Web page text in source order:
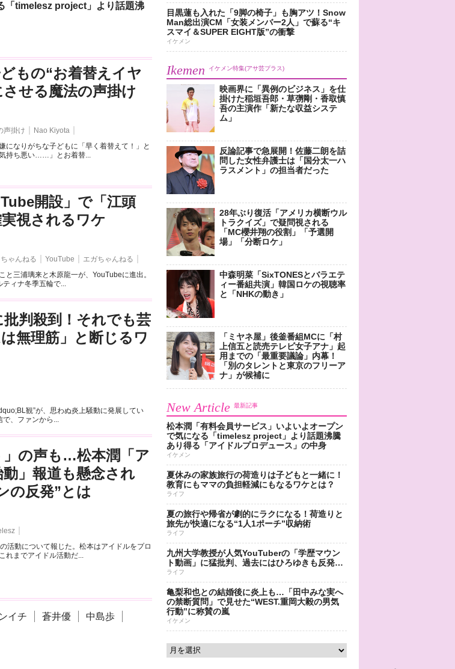
「timelesz project」より話題沸
もの“お着替えイヤ
せる魔法の声掛け
声掛け
Nao Kiyota
になりがちな子どもに「早く着替えて！」と
持ち悪い……」とお着替...
開設」で「江頭
視されるワケ
ゃんねる YouTube
エガちゃんねる
三浦璃来と木原龍一が、YouTubeに進出。
ティナ冬季五輪で...
判殺到！それでも芸
無理筋」と断じるワ
観”が、思わぬ炎上騒動に発展してい
で、ファンから...
」の声も…松本潤「ア
」報道も懸念され
の反発”とは
活動について報じた。松本はアイドルをプロ
れまでアイドル活動だ...
イチ 蒼井優
中島歩
目黒蓮も入れた「9脚の椅子」も胸アツ！Snow
Man総出演CM「女装メンバー2人」で蘇る“キ
スマイ＆SUPER EIGHT版”の衝撃
イケメン
Ikemen イケメン特集(アサ芸プラス)
映画界に「異例のビジネス」を仕
掛けた稲垣吾郎・草彅剛・香取慎
吾の主演作「新たな収益システ
ム」
反論記事で急展開！佐藤二朗を詰
問した女性弁護士は「国分太一ハ
ラスメント」の担当者だった
28年ぶり復活「アメリカ横断ウル
トラクイズ」で疑問視される
「MC櫻井翔の役割」「予選開
場」「分断ロケ」
中森明菜「SixTONESとバラエテ
ィー番組共演」韓国ロケの視聴率
と「NHKの動き」
「ミヤネ屋」後釜番組MCに「村
上信五と読売テレビ女子アナ」起
用までの「最重要議論」内幕！
「別のタレントと東京のフリーア
ナ」が候補に
New Article 最新記事
松本潤「有料会員サービス」いよいよオープン
で気になる「timelesz project」より話題沸騰
あり得る「アイドルプロデュース」の中身
イケメン
夏休みの家族旅行の荷造りは子どもと一緒に！
教育にもママの負担軽減にもなるワケとは？
ライフ
夏の旅行や帰省が劇的にラクになる！荷造りと
旅先が快適になる“1人1ポーチ”収納術
ライフ
九州大学教授が人気YouTuberの「学歴マウン
ト動画」に猛批判、過去にはひろゆきも反発…
ライフ
亀梨和也との結婚後に炎上も…「田中みな実へ
の禁断質問」で見せた“WEST.重岡大毅の男気
行動”に称賛の嵐
イケメン